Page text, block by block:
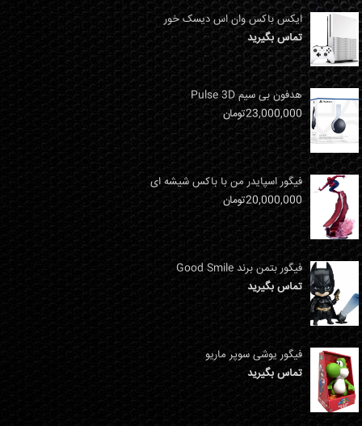
ایکس باکس وان اس دیسک خور
تماس بگیرید
هدفون بی سیم Pulse 3D
23,000,000تومان
فیگور اسپایدر من با باکس شیشه ای
20,000,000تومان
فیگور بتمن برند Good Smile
تماس بگیرید
فیگور یوشی سوپر ماریو
تماس بگیرید